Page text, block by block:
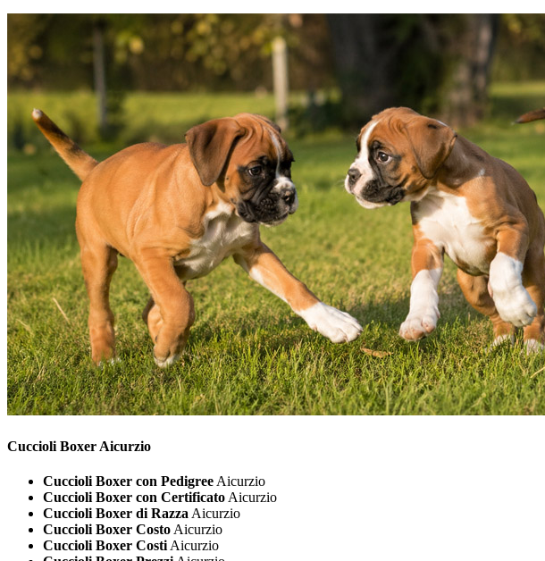
Cuccioli Boxer Aicurzio
Cuccioli Boxer con Pedigree Aicurzio
Cuccioli Boxer con Certificato Aicurzio
Cuccioli Boxer di Razza Aicurzio
Cuccioli Boxer Costo Aicurzio
Cuccioli Boxer Costi Aicurzio